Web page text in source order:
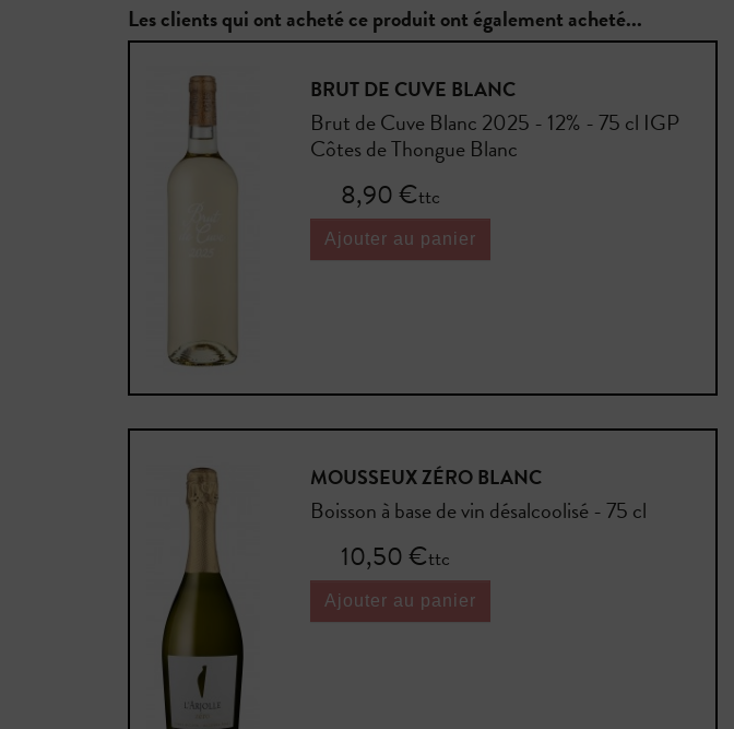
Les clients qui ont acheté ce produit ont également acheté...
BRUT DE CUVE BLANC
Brut de Cuve Blanc 2025 - 12% - 75 cl IGP
Côtes de Thongue Blanc
Prix8,90 €ttc
Ajouter au panier
MOUSSEUX ZÉRO BLANC
Boisson à base de vin désalcoolisé - 75 cl
Prix10,50 €ttc
Ajouter au panier